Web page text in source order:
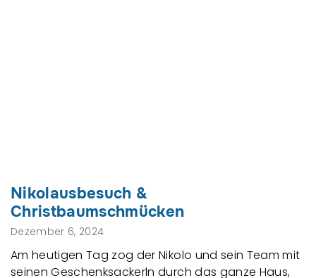
Nikolausbesuch &
Christbaumschmücken
Dezember 6, 2024
Am heutigen Tag zog der Nikolo und sein Team mit
seinen Geschenksackerln durch das ganze Haus,